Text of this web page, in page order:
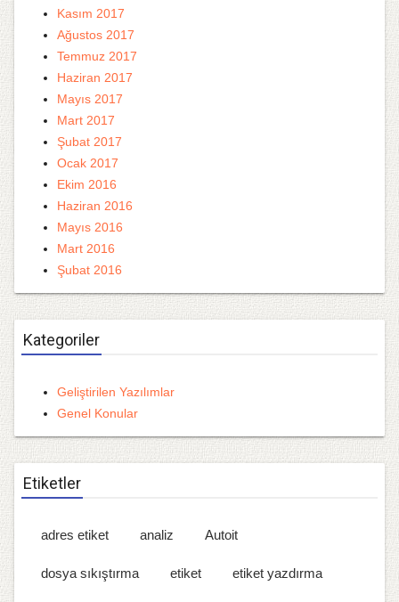
Kasım 2017
Ağustos 2017
Temmuz 2017
Haziran 2017
Mayıs 2017
Mart 2017
Şubat 2017
Ocak 2017
Ekim 2016
Haziran 2016
Mayıs 2016
Mart 2016
Şubat 2016
Kategoriler
Geliştirilen Yazılımlar
Genel Konular
Etiketler
adres etiket analiz Autoit
dosya sıkıştırma etiket etiket yazdırma